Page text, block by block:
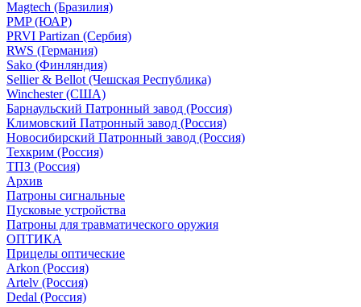
Magtech (Бразилия)
PMP (ЮАР)
PRVI Partizan (Сербия)
RWS (Германия)
Sako (Финляндия)
Sellier & Bellot (Чешская Республика)
Winchester (США)
Барнаульский Патронный завод (Россия)
Климовский Патронный завод (Россия)
Новосибирский Патронный завод (Россия)
Техкрим (Россия)
ТПЗ (Россия)
Архив
Патроны сигнальные
Пусковые устройства
Патроны для травматического оружия
ОПТИКА
Прицелы оптические
Arkon (Россия)
Artelv (Россия)
Dedal (Россия)